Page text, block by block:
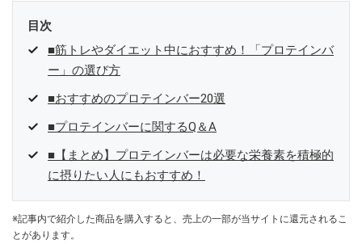
目次
■筋トレやダイエット中におすすめ！「プロテインバ
ー」の選び方
■おすすめのプロテインバー20選
■プロテインバーに関するQ＆A
■【まとめ】プロテインバーは必要な栄養素を積極的
に摂りたい人にもおすすめ！
※記事内で紹介した商品を購入すると、売上の一部が当サイトに還元されるこ
とがあります。